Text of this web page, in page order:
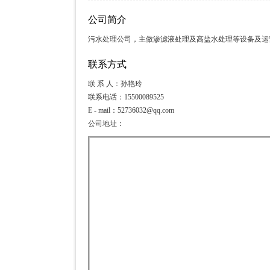
公司简介
污水处理公司，主做渗滤液处理及高盐水处理等设备及
联系方式
联 系 人：孙艳玲
联系电话：15500089525
E - mail：52736032@qq.com
公司地址：